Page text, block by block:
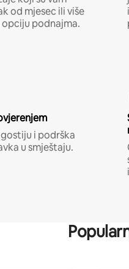
od mjesec ili više
opciju podnajma.
i podrška
u smještaju.